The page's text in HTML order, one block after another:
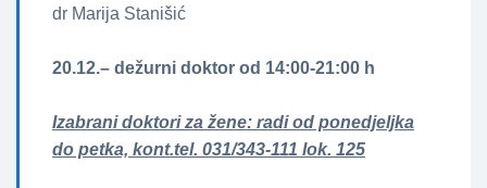
dr Marija Stanišić
20.12.– dežurni doktor od 14:00-21:00 h
Izabrani doktori za žene­­: radi od ponedjeljka
do petka, kont.tel. 031/343-111 lok. 125